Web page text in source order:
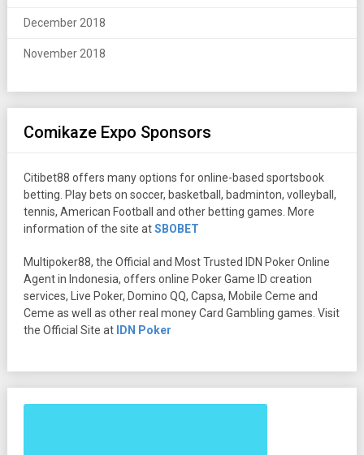
December 2018
November 2018
Comikaze Expo Sponsors
Citibet88 offers many options for online-based sportsbook
betting. Play bets on soccer, basketball, badminton, volleyball,
tennis, American Football and other betting games. More
information of the site atSBOBET
Multipoker88, the Official and Most Trusted IDN Poker Online
Agent in Indonesia, offers online Poker Game ID creation
services, Live Poker, Domino QQ, Capsa, Mobile Ceme and
Ceme as well as other real money Card Gambling games. Visit
the Official Site at
IDN Poker